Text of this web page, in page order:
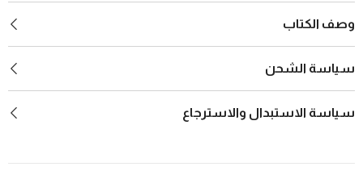
وصف الكتاب
سياسة الشحن
سياسة الاستبدال والاسترجاع